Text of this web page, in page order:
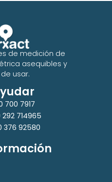
de medición de
asequibles y
usar.
700 7917
292 714965
376 92580